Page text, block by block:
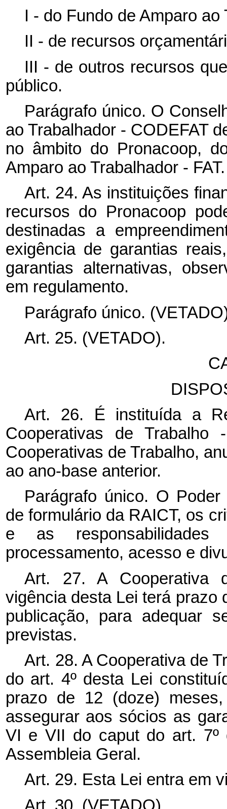
I - do Fundo de Amparo ao
II - de recursos
III - de outros recursos
público.
Parágrafo único. O
ao Trabalhador - CODEFAT
no âmbito do Pronacoop,
Amparo ao Trabalhador - FAT.
Art. 24. As instituições
recursos do Pronacoop
destinadas a
exigência de garantias
garantias alternativas,
em regulamento.
Parágrafo único.
Art. 25. (VETADO).
Art. 26. É instituída a
Cooperativas de
Cooperativas de Trabalho,
ao ano-base anterior.
Parágrafo único. O
de formulário da RAICT, os
e as
processamento, acesso e
Art. 27. A Cooperativa
vigência desta Lei terá prazo
publicação, para adequar
previstas.
Art. 28. A Cooperativa de
do art. 4º desta Lei
prazo de 12 (doze)
assegurar aos sócios as
VI e VII do caput do art. 7º
Assembleia Geral.
Art. 29. Esta Lei entra em
Art. 30. (VETADO).